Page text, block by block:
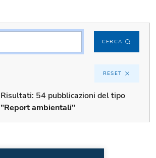
CERCA
RESET
Risultati: 54 pubblicazioni del tipo
"Report ambientali"